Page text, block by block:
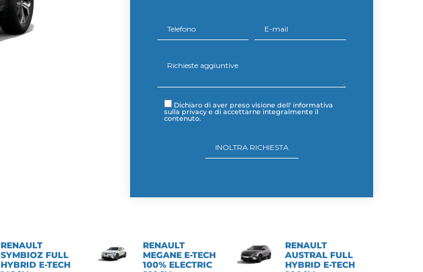
Dichiaro di aver preso visione dell' informativa
sulla privacy e di accettarne integralmente il
contenuto.
RENAULT
SYMBIOZ FULL
HYBRID E-TECH
RENAULT
MEGANE E-TECH
100% ELECTRIC
RENAULT
AUSTRAL FULL
HYBRID E-TECH